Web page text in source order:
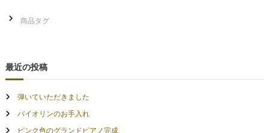
最近の投稿
弾いていただきました
バイオリンのお手入れ
ピンク色のグランドピアノ完成